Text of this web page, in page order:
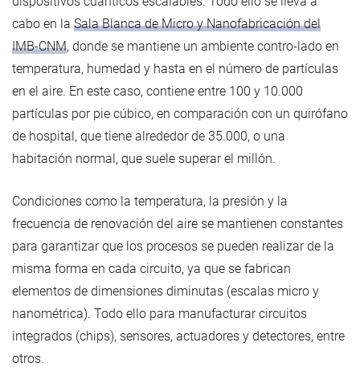
cabo en la Sala Blanca de Micro y Nanofabricación del
IMB-CNM, donde se mantiene un ambiente contro-lado en
temperatura, humedad y hasta en el número de partículas
en el aire. En este caso, contiene entre 100 y 10.000
partículas por pie cúbico, en comparación con un quirófano
de hospital, que tiene alrededor de 35.000, o una
habitación normal, que suele superar el millón.
Condiciones como la temperatura, la presión y la
frecuencia de renovación del aire se mantienen constantes
para garantizar que los procesos se pueden realizar de la
misma forma en cada circuito, ya que se fabrican
elementos de dimensiones diminutas (escalas micro y
nanométrica). Todo ello para manufacturar circuitos
integrados (chips), sensores, actuadores y detectores, entre
otros.